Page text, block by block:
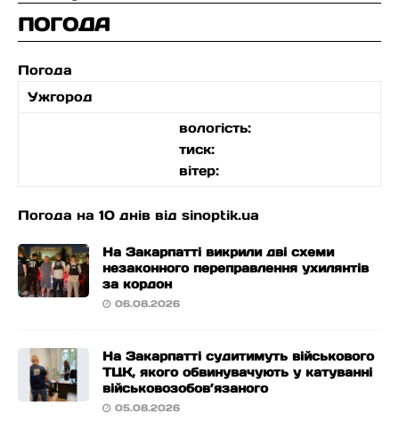
ПОГОДА
Погода
Ужгород
вологість:
тиск:
вітер:
Погода на 10 днів від sinoptik.ua
На Закарпатті викрили дві схеми
незаконного переправлення ухилянтів
за кордон
06.08.2026
На Закарпатті судитимуть військового
ТЦК, якого обвинувачують у катуванні
військовозобов’язаного
05.08.2026